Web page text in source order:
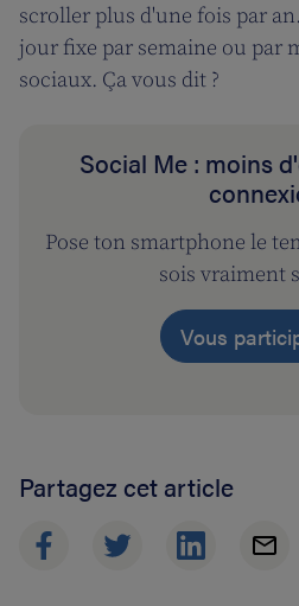
scroller plus d'une fois par
jour fixe par semaine ou par
sociaux. Ça vous dit ?
Social Me : moins
Pose ton smartphone le
sois vraiment
Vous
Partagez cet article